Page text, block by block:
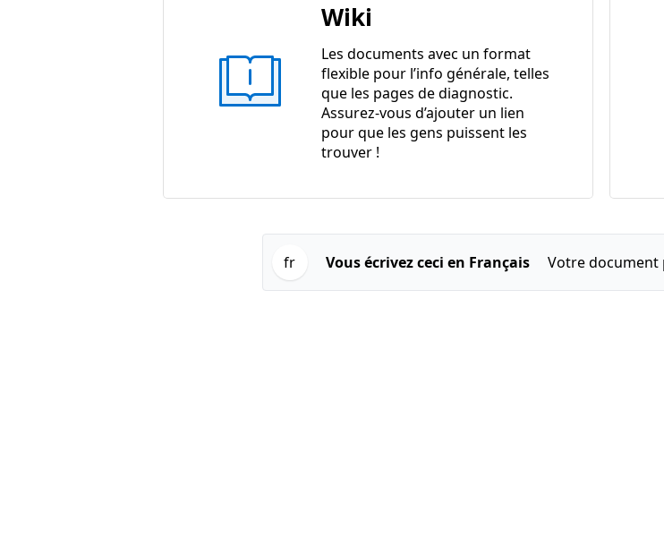
Wiki
Les documents avec un format
flexible pour l’info générale, telles
que les pages de diagnostic.
Assurez-vous d’ajouter un lien
pour que les gens puissent les
trouver !
fr Vous écrivez ceci en Français Votre document